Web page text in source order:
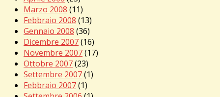
Marzo 2008 (11)
Febbraio 2008 (13)
Gennaio 2008 (36)
Dicembre 2007(16)
Novembre 2007(17)
Ottobre 2007(23)
Settembre 2007(1)
Febbraio 2007(1)